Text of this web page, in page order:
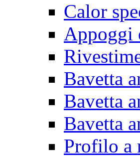
Calor
Appoggi
Bavetta
Bavetta
Bavetta
Profilo a